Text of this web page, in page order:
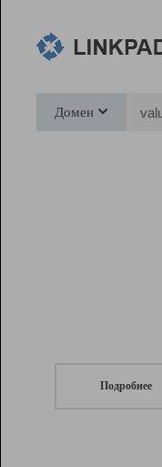
Домен
Подробнее